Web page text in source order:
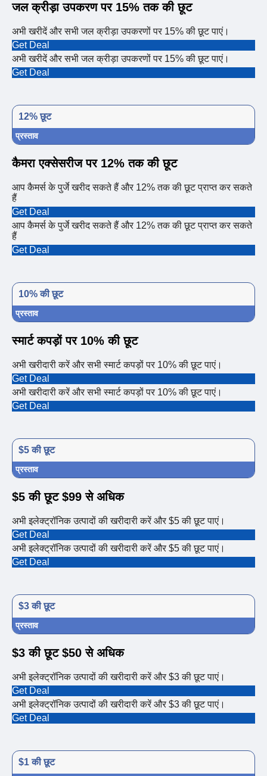
जल क्रीड़ा उपकरण पर 15% तक की छूट
अभी खरीदें और सभी जल क्रीड़ा उपकरणों पर 15% की छूट पाएं।
Get Deal
अभी खरीदें और सभी जल क्रीड़ा उपकरणों पर 15% की छूट पाएं।
Get Deal
12% छूट
प्रस्ताव
कैमरा एक्सेसरीज पर 12% तक की छूट
आप कैमर्स के पुर्जे खरीद सकते हैं और 12% तक की छूट प्राप्त कर सकते
हैं
Get Deal
आप कैमर्स के पुर्जे खरीद सकते हैं और 12% तक की छूट प्राप्त कर सकते
हैं
Get Deal
10% की छूट
प्रस्ताव
स्मार्ट कपड़ों पर 10% की छूट
अभी खरीदारी करें और सभी स्मार्ट कपड़ों पर 10% की छूट पाएं।
Get Deal
अभी खरीदारी करें और सभी स्मार्ट कपड़ों पर 10% की छूट पाएं।
Get Deal
$5 की छूट
प्रस्ताव
$5 की छूट $99 से अधिक
अभी इलेक्ट्रॉनिक उत्पादों की खरीदारी करें और $5 की छूट पाएं।
Get Deal
अभी इलेक्ट्रॉनिक उत्पादों की खरीदारी करें और $5 की छूट पाएं।
Get Deal
$3 की छूट
प्रस्ताव
$3 की छूट $50 से अधिक
अभी इलेक्ट्रॉनिक उत्पादों की खरीदारी करें और $3 की छूट पाएं।
Get Deal
अभी इलेक्ट्रॉनिक उत्पादों की खरीदारी करें और $3 की छूट पाएं।
Get Deal
$1 की छूट